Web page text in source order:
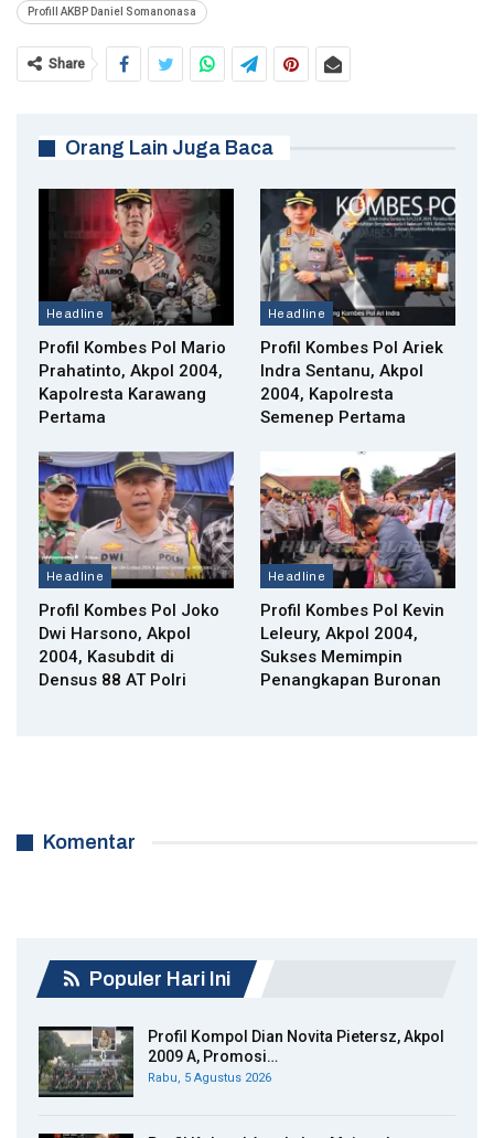
Profill AKBP Daniel Somanonasa
Share
Orang Lain Juga Baca
Headline
Profil Kombes Pol Mario
Prahatinto, Akpol 2004,
Kapolresta Karawang
Pertama
Headline
Profil Kombes Pol Ariek
Indra Sentanu, Akpol
2004, Kapolresta
Semenep Pertama
Headline
Profil Kombes Pol Joko
Dwi Harsono, Akpol
2004, Kasubdit di
Densus 88 AT Polri
Headline
Profil Kombes Pol Kevin
Leleury, Akpol 2004,
Sukses Memimpin
Penangkapan Buronan
Komentar
Populer Hari Ini
Profil Kompol Dian Novita Pietersz, Akpol
2009 A, Promosi…
Rabu, 5 Agustus 2026